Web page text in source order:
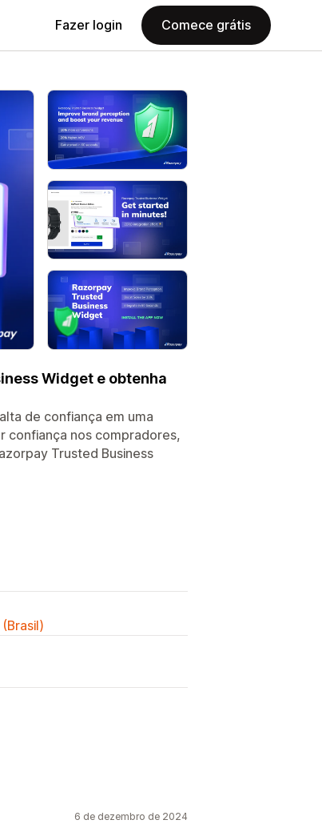
Fazer login Comece grátis
Widget e obtenha
de confiança em uma
confiança nos compradores,
Trusted Business
6 de dezembro de 2024